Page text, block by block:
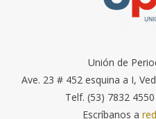
Unión de
Ave. 23 # 452 esquina a I,
Telf. (53) 7832
Escríbanos a